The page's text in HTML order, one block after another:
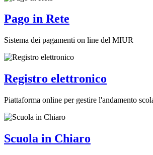
Pago in Rete
Sistema dei pagamenti on line del MIUR
Registro elettronico
Piattaforma online per gestire l'andamento
Scuola in Chiaro